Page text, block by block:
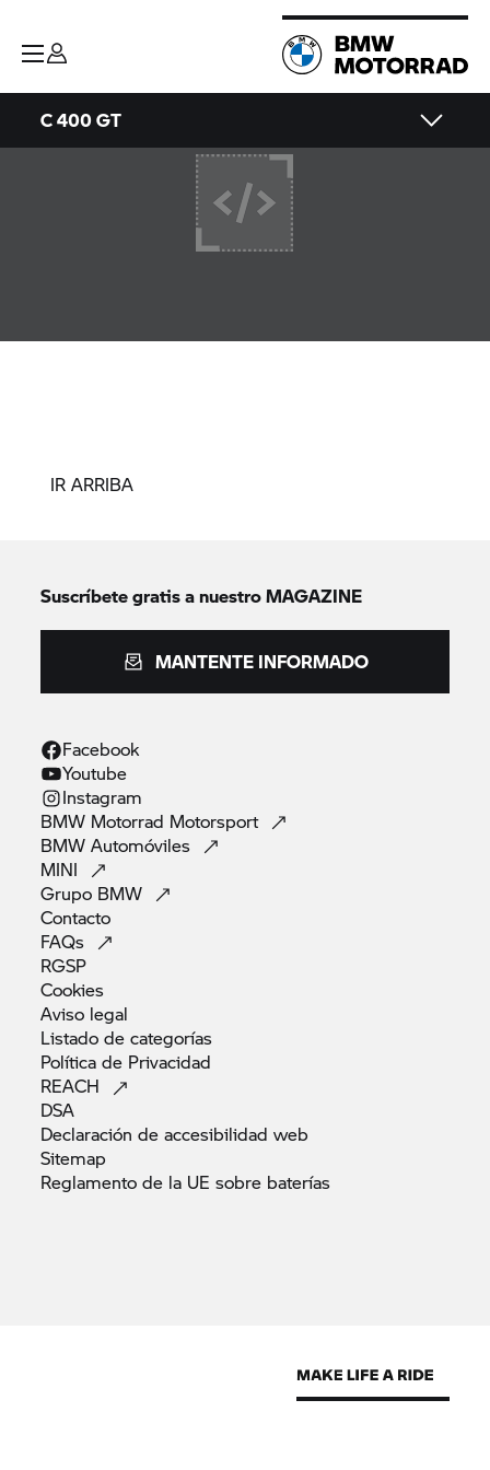
C 400 GT
IR ARRIBA
Suscríbete gratis a nuestro MAGAZINE
MANTENTE INFORMADO
Facebook
Youtube
Instagram
BMW Motorrad Motorsport
BMWAutomóviles
MINI
Grupo BMW
Contacto
FAQs
RGSP
Cookies
Aviso legal
Listado decategorías
Política de Privacidad
REACH
DSA
Declaración de accesibilidadweb
Sitemap
Reglamento de la UE sobre baterías